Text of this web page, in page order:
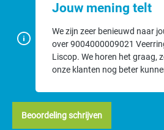
Jouw mening telt
We zijn zeer benieuwd naar
over 9004000009021
Liscop. We horen het graag,
onze klanten nog beter
Beoordeling schrijven